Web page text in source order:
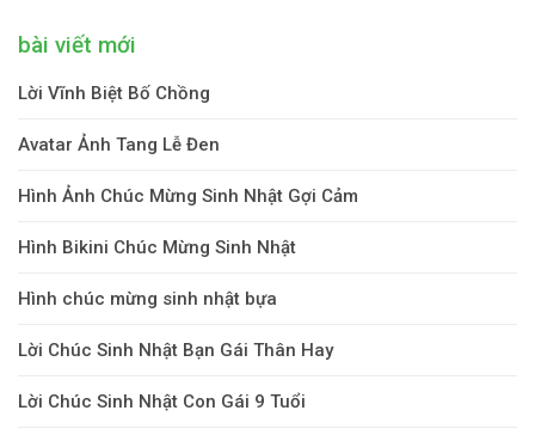
bài viết mới
Lời Vĩnh Biệt Bố Chồng
Avatar Ảnh Tang Lễ Đen
Hình Ảnh Chúc Mừng Sinh Nhật Gợi Cảm
Hình Bikini Chúc Mừng Sinh Nhật
Hình chúc mừng sinh nhật bựa
Lời Chúc Sinh Nhật Bạn Gái Thân Hay
Lời Chúc Sinh Nhật Con Gái 9 Tuổi